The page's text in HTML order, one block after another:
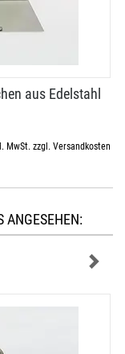
aus Edelstahl
MwSt. zzgl. Versandkosten
ANGESEHEN: